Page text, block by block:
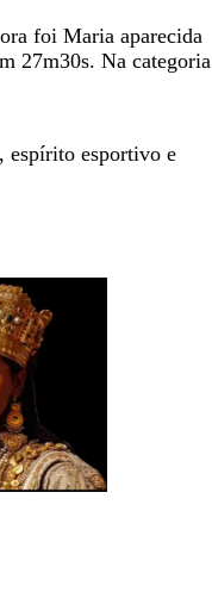
foi Maria aparecida
27m30s. Na categoria
espírito esportivo e